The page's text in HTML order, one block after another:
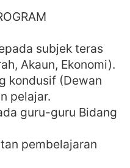
subjek teras
Akaun, Ekonomi).
kondusif (Dewan
pelajar.
guru-guru Bidang
pembelajaran